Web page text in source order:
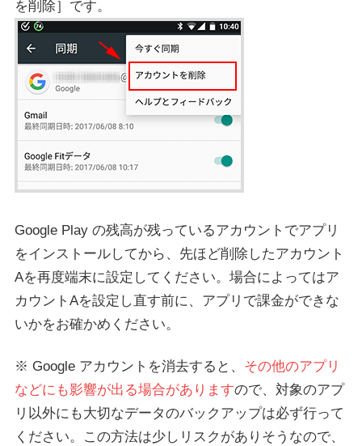
を削除］です。
Google Play の残高が残っているアカウントでアプリ
をインストールしてから、先ほど削除したアカウント
Aを再度端末に設定してください。場合によってはア
カウントAを設定し直す前に、アプリで課金ができな
いかをお確かめください。
※ Google アカウントを消去すると、 その他のアプリ
などにも影響が出る場合がありますので、対象のアプ
リ以外にも大切なデータのバックアップは必ず行って
ください。この方法は少しリスクがありそうなので、